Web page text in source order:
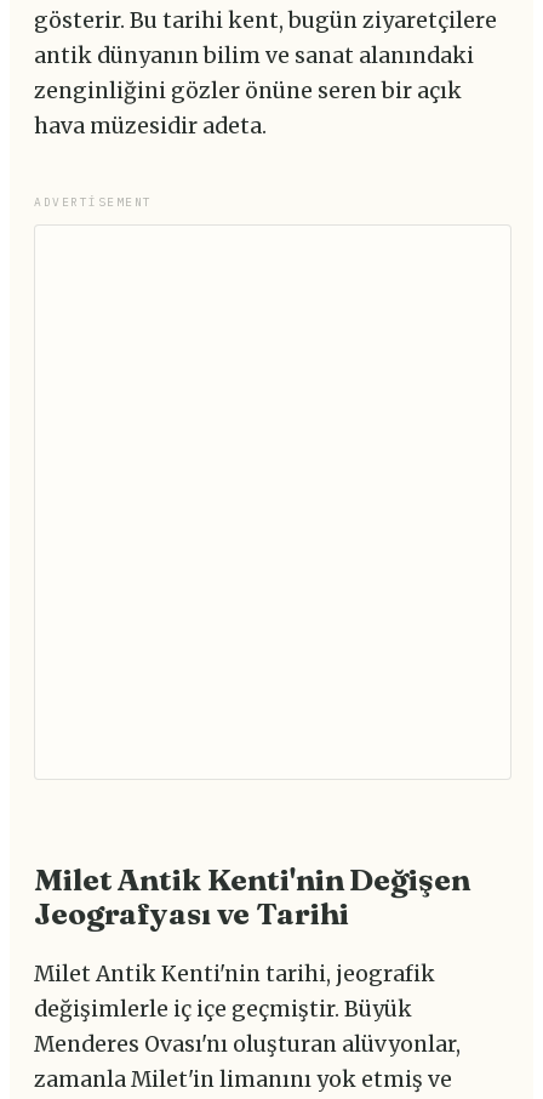
gösterir. Bu tarihi kent, bugün ziyaretçilere
antik dünyanın bilim ve sanat alanındaki
zenginliğini gözler önüne seren bir açık
hava müzesidir adeta.
ADVERTISEMENT
Milet Antik Kenti'nin Değişen
Jeografyası ve Tarihi
Milet Antik Kenti'nin tarihi, jeografik
değişimlerle iç içe geçmiştir. Büyük
Menderes Ovası'nı oluşturan alüvyonlar,
zamanla Milet'in limanını yok etmiş ve